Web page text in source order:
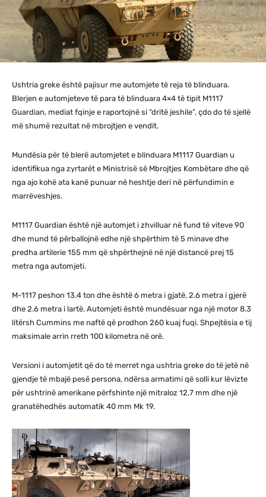
Ushtria greke është pajisur me automjete të reja të blinduara.
Blerjen e automjeteve të para të blinduara 4×4 të tipit M1117
Guardian, mediat fqinje e raportojnë si “dritë jeshile”, çdo do të sjellë
më shumë rezultat në mbrojtjen e vendit.
Mundësia për të blerë automjetet e blinduara M1117 Guardian u
identifikua nga zyrtarët e Ministrisë së Mbrojtjes Kombëtare dhe që
nga ajo kohë ata kanë punuar në heshtje deri në përfundimin e
marrëveshjes.
M1117 Guardian është një automjet i zhvilluar në fund të viteve 90
dhe mund të përballojnë edhe një shpërthim të 5 minave dhe
predha artilerie 155 mm që shpërthejnë në një distancë prej 15
metra nga automjeti.
M-1117 peshon 13.4 ton dhe është 6 metra i gjatë, 2.6 metra i gjerë
dhe 2.6 metra i lartë. Automjeti është mundësuar nga një motor 8.3
litërsh Cummins me naftë që prodhon 260 kuaj fuqi. Shpejtësia e tij
maksimale arrin rreth 100 kilometra në orë.
Versioni i automjetit që do të merret nga ushtria greke do të jetë në
gjendje të mbajë pesë persona, ndërsa armatimi që solli kur lëvizte
për ushtrinë amerikane përfshinte një mitraloz 12,7 mm dhe një
granatëhedhës automatik 40 mm Mk 19.